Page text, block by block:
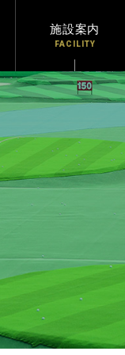
施設案内
FACILITY